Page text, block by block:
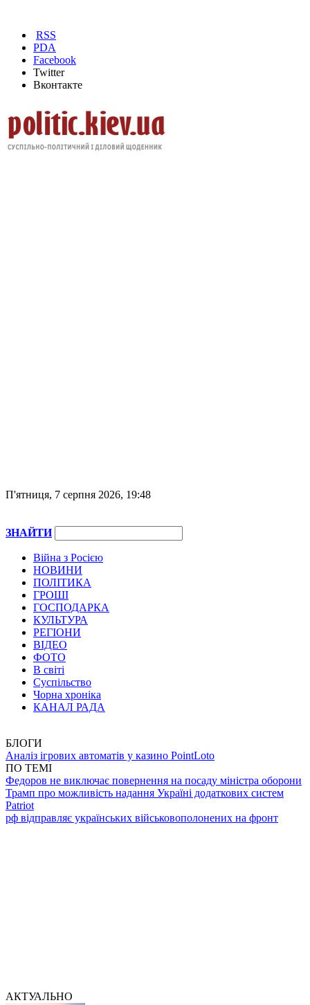
RSS
PDA
Facebook
Twitter
Вконтакте
П'ятниця, 7 серпня 2026, 19:48
ЗНАЙТИ
Війна з Росією
НОВИНИ
ПОЛІТИКА
ГРОШІ
ГОСПОДАРКА
КУЛЬТУРА
РЕГІОНИ
ВІДЕО
ФОТО
В світі
Суспільство
Чорна хроніка
КАНАЛ РАДА
БЛОГИ
Аналіз ігрових автоматів у казино PointLoto
ПО ТЕМІ
Федоров не виключає повернення на посаду міністра оборони
Трамп про можливість надання Україні додаткових систем
Patriot
рф відправляє українських військовополонених на фронт
АКТУАЛЬНО